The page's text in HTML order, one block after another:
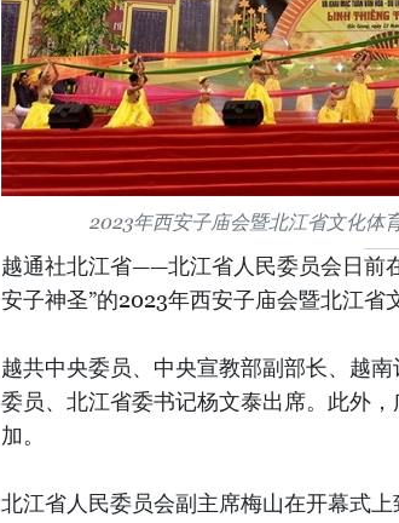
2023年西安子庙会暨北江省文化体
越通社北江省——北江省人民委员会日前
安子神圣”的2023年西安子庙会暨北江省
越共中央委员、中央宣教部副部长、越
委员、北江省委书记杨文泰出席。此外
加。
北江省人民委员会副主席梅山在开幕式